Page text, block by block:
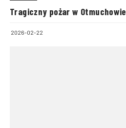
Tragiczny pożar w Otmuchowie
2026-02-22